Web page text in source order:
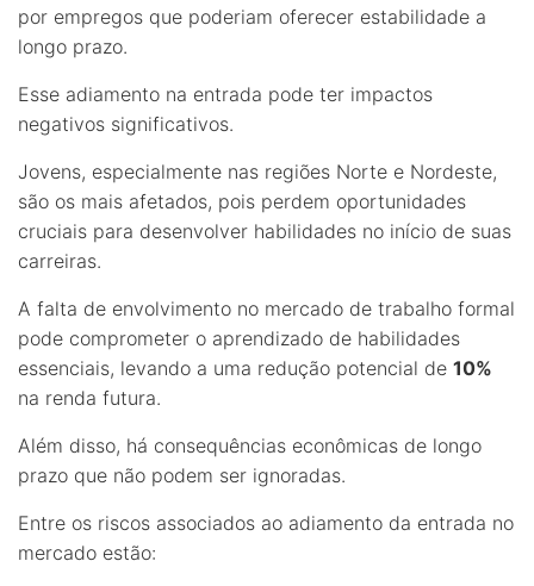
por empregos que poderiam oferecer estabilidade a
longo prazo.
Esse adiamento na entrada pode ter impactos
negativos significativos.
Jovens, especialmente nas regiões Norte e Nordeste,
são os mais afetados, pois perdem oportunidades
cruciais para desenvolver habilidades no início de suas
carreiras.
A falta de envolvimento no mercado de trabalho formal
pode comprometer o aprendizado de habilidades
essenciais, levando a uma redução potencial de 10%
na renda futura.
Além disso, há consequências econômicas de longo
prazo que não podem ser ignoradas.
Entre os riscos associados ao adiamento da entrada no
mercado estão: